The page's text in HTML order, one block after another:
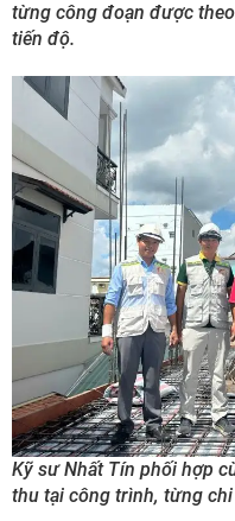
từng công đoạn được
tiến độ.
Kỹ sư Nhất Tín phối hợp
thu tại công trình, từng